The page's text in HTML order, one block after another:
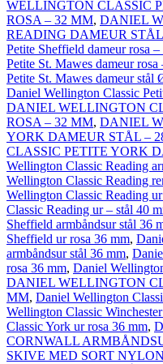
WELLINGTON CLASSIC
ROSA – 32 MM, DANIEL
READING DAMEUR
Petite Sheffield dameur rosa
Petite St. Mawes dameur rosa
Petite St. Mawes dameur stål
Daniel Wellington Classic
DANIEL WELLINGTON
ROSA – 32 MM, DANIEL
YORK DAMEUR STÅL –
CLASSIC PETITE YORK
Wellington Classic Reading
Wellington Classic Reading
Wellington Classic Reading
Classic Reading ur – stål 40
Sheffield armbåndsur stål 36
Sheffield ur rosa 36 mm,
armbåndsur stål 36 mm,
rosa 36 mm, Daniel
DANIEL WELLINGTON
MM, Daniel Wellington
Wellington Classic
Classic York ur rosa 36 mm,
CORNWALL
SKIVE MED SORT